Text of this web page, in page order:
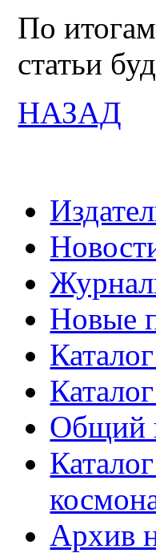
По
статьи
НАЗАД
Новые
Общий
Архив